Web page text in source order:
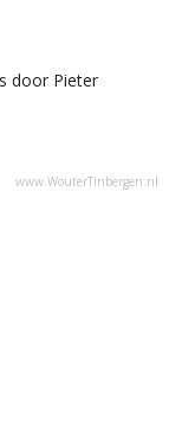
door Pieter
www.WouterTinbergen.nl